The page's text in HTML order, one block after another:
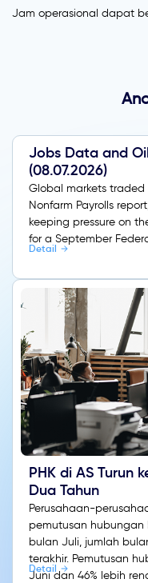
Jam operasional dapat
Jobs Data and
(08.07.2026)
Global markets
Nonfarm Payrolls
keeping pressure on
for a September
Detail
PHK di AS Turun
Dua Tahun
Perusahaan-
pemutusan hubungan
bulan Juli, jumlah
terakhir. Pemutusan
Juni dan 46% lebih
Detail